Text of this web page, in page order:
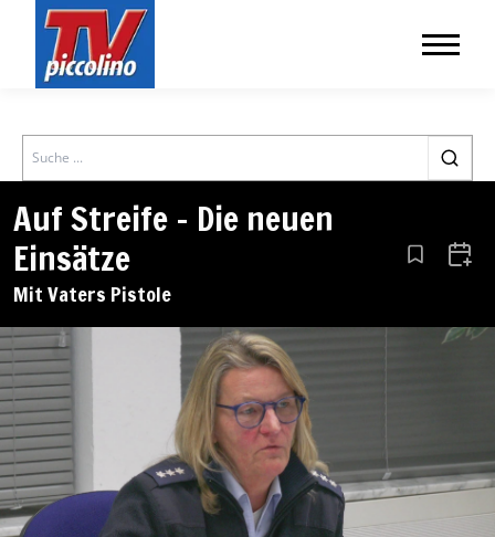
Search
Auf Streife – Die neuen
Einsätze
Mit Vaters Pistole
Aus den